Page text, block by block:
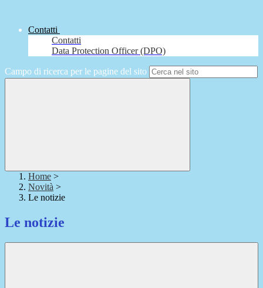
Contatti
Contatti
Data Protection Officer (DPO)
Campo di ricerca per le pagine del sito
Home >
Novità >
Le notizie
Le notizie